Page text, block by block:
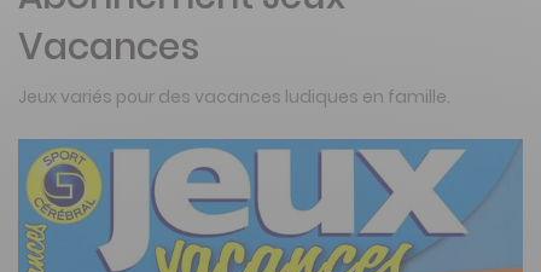
Vacances
Jeux variés pour des vacances ludiques en famille.